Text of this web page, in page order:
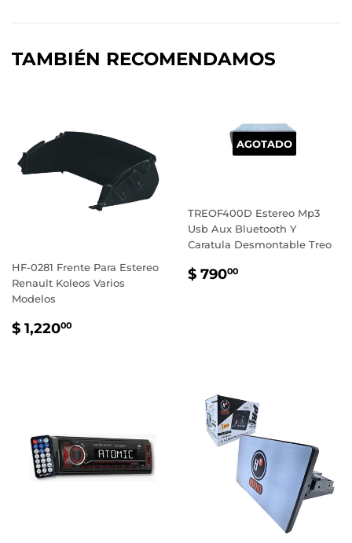
TAMBIÉN RECOMENDAMOS
HF-0281 Frente Para Estereo
Renault Koleos Varios
Modelos
PRECIO
$ 1,22000
AGOTADO
TREOF400D Estereo Mp3
Usb Aux Bluetooth Y
Caratula Desmontable Treo
PRECIO
$ 79000